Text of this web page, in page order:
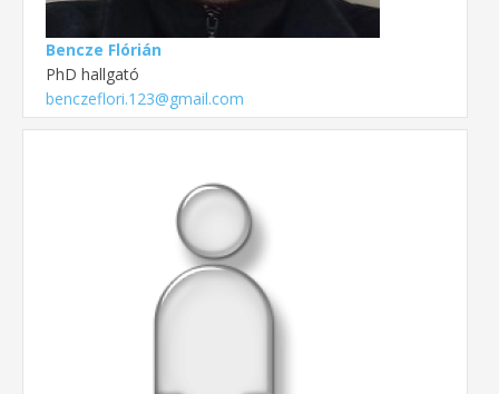
Bencze Flórián
PhD hallgató
benczeflori.123@gmail.com